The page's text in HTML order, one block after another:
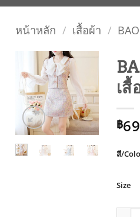
หน้าหลัก / เสื้อผ้า /
ADD TO
WISHLIST
เสื้
฿
สี/
Size
จำน